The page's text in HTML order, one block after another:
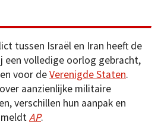
tussen Israël en Iran heeft de
een volledige oorlog gebracht,
voor deVerenigde Staten.
aanzienlijke militaire
verschillen hun aanpak en
AP.